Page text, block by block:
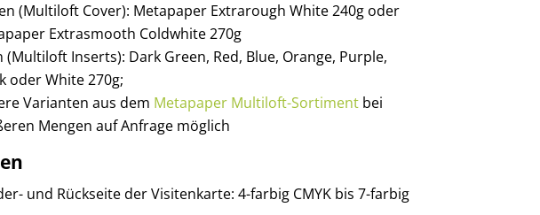
(Multiloft Cover): Metapaper Extrarough White 240g oder
Extrasmooth Coldwhite 270g
(Multiloft Inserts): Dark Green, Red, Blue, Orange, Purple,
oder White 270g;
Varianten aus dem Metapaper Multiloft-Sortiment bei
Mengen auf Anfrage möglich
und Rückseite der Visitenkarte: 4-farbig CMYK bis 7-farbig